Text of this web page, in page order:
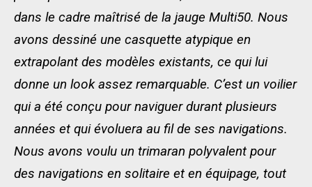
dans le cadre maîtrisé de la jauge Multi50. Nous
avons dessiné une casquette atypique en
extrapolant des modèles existants, ce qui lui
donne un look assez remarquable. C’est un voilier
qui a été conçu pour naviguer durant plusieurs
années et qui évoluera au fil de ses navigations.
Nous avons voulu un trimaran polyvalent pour
des navigations en solitaire et en équipage, tout